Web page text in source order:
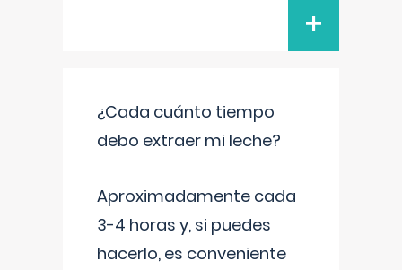
+
¿Cada cuánto tiempo
debo extraer mi leche?
Aproximadamente cada
3-4 horas y, si puedes
hacerlo, es conveniente